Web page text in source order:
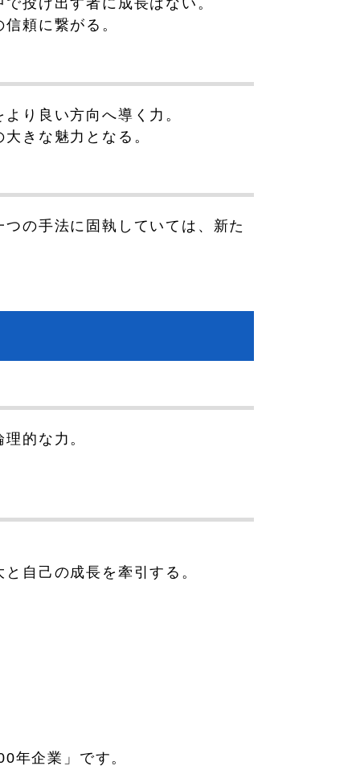
投げ出す者に成長はない。
頼に繋がる。
り良い方向へ導く力。
きな魅力となる。
の手法に固執していては、新た
的な力。
自己の成長を牽引する。
年企業」です。